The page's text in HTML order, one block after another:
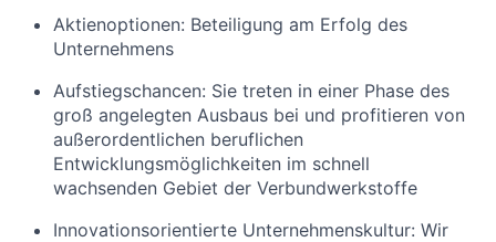
Aktienoptionen: Beteiligung am Erfolg des
Unternehmens
Aufstiegschancen: Sie treten in einer Phase des
groß angelegten Ausbaus bei und profitieren von
außerordentlichen beruflichen
Entwicklungsmöglichkeiten im schnell
wachsenden Gebiet der Verbundwerkstoffe
Innovationsorientierte Unternehmenskultur: Wir